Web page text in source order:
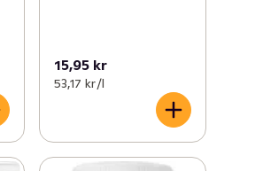
15,95 kr
53,17 kr /l